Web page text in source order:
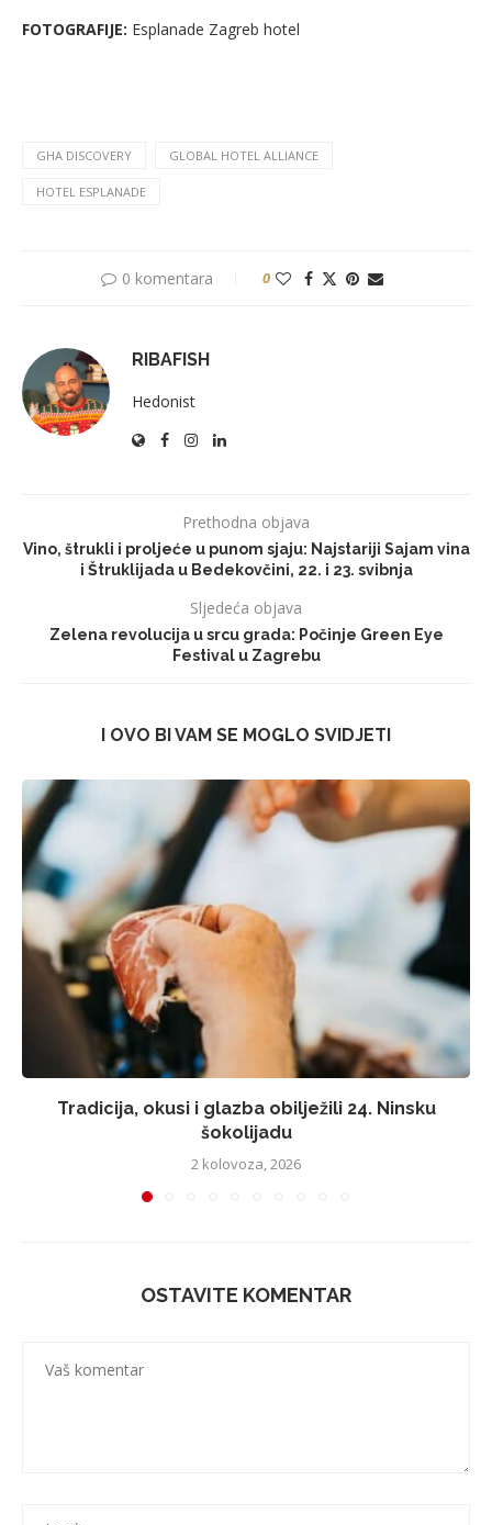
FOTOGRAFIJE: Esplanade Zagreb hotel
GHA DISCOVERY GLOBAL HOTEL ALLIANCE
HOTEL ESPLANADE
0 komentara 0
RIBAFISH
Hedonist
Prethodna objava
Vino, štrukli i proljeće u punom sjaju: Najstariji Sajam vina
i Štruklijada u Bedekovčini, 22. i 23. svibnja
Sljedeća objava
Zelena revolucija u srcu grada: Počinje Green Eye
Festival u Zagrebu
I OVO BI VAM SE MOGLO SVIDJETI
Tradicija, okusi i glazba obilježili 24. Ninsku
šokolijadu
2 kolovoza, 2026
OSTAVITE KOMENTAR